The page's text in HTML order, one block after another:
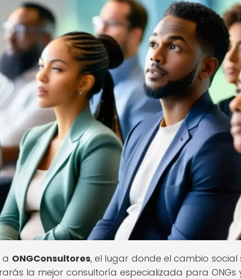
a ONGConsultores, el lugar donde el cambio
la mejor consultoría especializada para ONGs